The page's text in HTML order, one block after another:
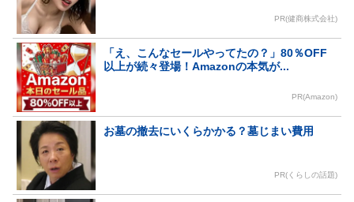
PR(健商株式会社)
「え、こんなセールやってたの？」80％OFF
以上が続々登場！Amazonの本気が...
PR(Amazon)
お墓の撤去にいくらかかる？墓じまい費用
PR(くらしの話題)